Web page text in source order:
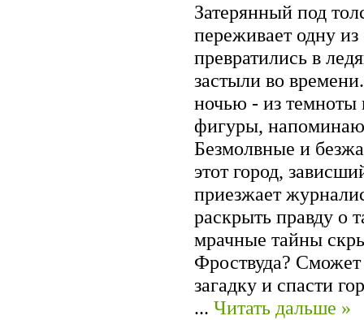
Затерянный под
переживает одну
превратились в
застыли во
ночью - из темноты
фигуры,
Безмолвные и
этот город,
приезжает
раскрыть правду о
мрачные тайны
Фроствуда?
загадку и спасти
... Читать дальше »